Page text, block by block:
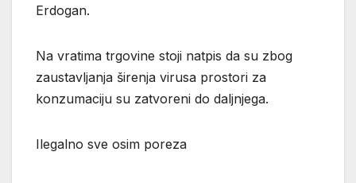
Erdogan.
Na vratima trgovine stoji natpis da su zbog
zaustavljanja širenja virusa prostori za
konzumaciju su zatvoreni do daljnjega.
Ilegalno sve osim poreza